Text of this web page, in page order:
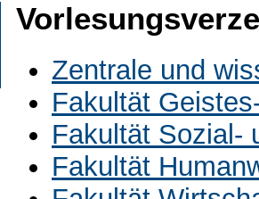
Zentrale und
Fakultät
Fakultät Sozial-
Fakultät